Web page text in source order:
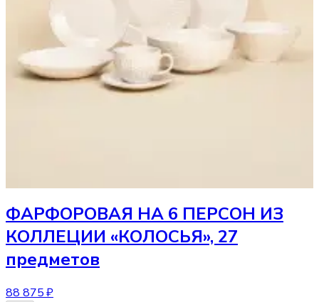
ФАРФОРОВАЯ НА 6 ПЕРСОН ИЗ
КОЛЛЕЦИИ «КОЛОСЬЯ», 27
предметов
88 875 ₽